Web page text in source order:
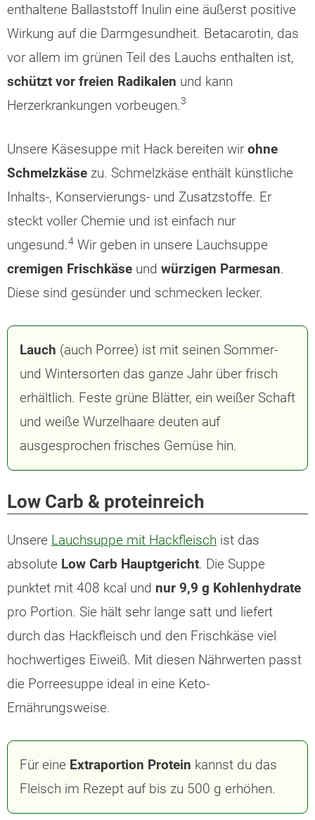
enthaltene Ballaststoff Inulin eine äußerst positive
Wirkung auf die Darmgesundheit. Betacarotin, das
vor allem im grünen Teil des Lauchs enthalten ist,
schützt vor freien Radikalen und kann
Herzerkrankungen vorbeugen.3
Unsere Käsesuppe mit Hack bereiten wir ohne
Schmelzkäse zu. Schmelzkäse enthält künstliche
Inhalts-, Konservierungs- und Zusatzstoffe. Er
steckt voller Chemie und ist einfach nur
ungesund.4 Wir geben in unsere Lauchsuppe
cremigen Frischkäse und würzigen Parmesan.
Diese sind gesünder und schmecken lecker.
Lauch (auch Porree) ist mit seinen Sommer-
und Wintersorten das ganze Jahr über frisch
erhältlich. Feste grüne Blätter, ein weißer Schaft
und weiße Wurzelhaare deuten auf
ausgesprochen frisches Gemüse hin.
Low Carb & proteinreich
Unsere Lauchsuppe mit Hackfleisch ist das
absolute Low Carb Hauptgericht. Die Suppe
punktet mit 408 kcal und nur 9,9 g Kohlenhydrate
pro Portion. Sie hält sehr lange satt und liefert
durch das Hackfleisch und den Frischkäse viel
hochwertiges Eiweiß. Mit diesen Nährwerten passt
die Porreesuppe ideal in eine Keto-
Ernährungsweise.
Für eine Extraportion Protein kannst du das
Fleisch im Rezept auf bis zu 500 g erhöhen.